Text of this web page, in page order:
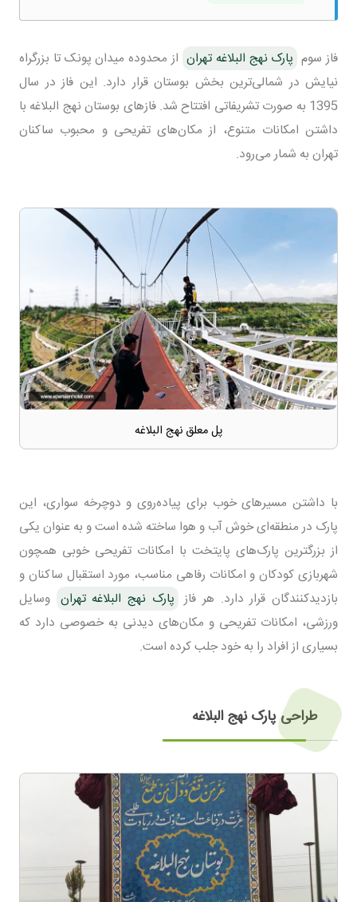
فاز سوم پارک نهج البلاغه تهران از محدوده میدان پونک تا بزرگراه
نیایش در شمالی‌ترین بخش بوستان قرار دارد. این فاز در سال
1395 به صورت تشریفاتی افتتاح شد. فازهای بوستان نهج البلاغه با
داشتن امکانات متنوع، از مکان‌های تفریحی و محبوب ساکنان
تهران به شمار می‌رود.
پل معلق نهج البلاغه
با داشتن مسیرهای خوب برای پیاده‌روی و دوچرخه سواری، این
پارک در منطقه‌ای خوش آب و هوا ساخته شده است و به عنوان یکی
از بزرگترین پارک‌های پایتخت با امکانات تفریحی خوبی همچون
شهربازی کودکان و امکانات رفاهی مناسب، مورد استقبال ساکنان و
بازدیدکنندگان قرار دارد. هر فاز پارک نهج البلاغه تهران وسایل
ورزشی، امکانات تفریحی و مکان‌های دیدنی به خصوصی دارد که
بسیاری از افراد را به خود جلب کرده است.
طراحی پارک نهج البلاغه